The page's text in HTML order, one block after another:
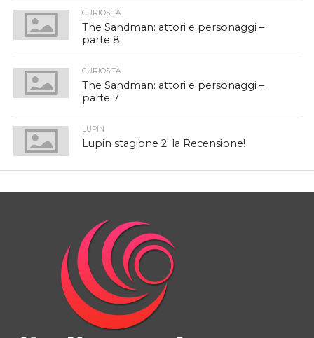
CURIOSITÀ
The Sandman: attori e personaggi –
parte 8
CURIOSITÀ
The Sandman: attori e personaggi –
parte 7
LUPIN
Lupin stagione 2: la Recensione!